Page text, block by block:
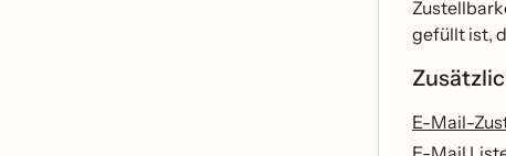
gefüllt ist,
E-Mail-